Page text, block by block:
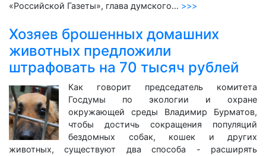
«Российской Газеты», глава думского… >>>
Хозяев брошенных домашних
животных предложили
штрафовать на 70 тысяч рублей
Как говорит председатель комитета
Госдумы по экологии и охране
окружающей среды Владимир Бурматов,
чтобы достичь сокращения популяций
бездомных собак, кошек и других
животных, существуют два способа - расширять